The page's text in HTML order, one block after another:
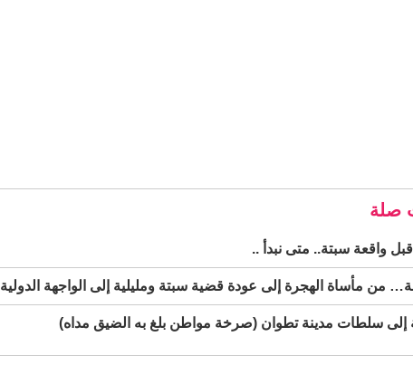
صلة
واقعة سبتة.. متى نبدأ ..
من مأساة الهجرة إلى عودة قضية سبتة ومليلية إلى الواجهة الدولية
إلى سلطات مدينة تطوان (صرخة مواطن بلغ به الضيق مداه)